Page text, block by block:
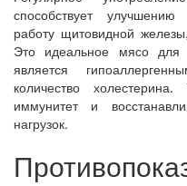
способствует
работу щитовидной
Это идеальное мясо
является
количество
иммунитет и
нагрузок.